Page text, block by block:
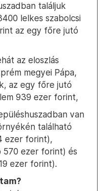
találjuk
lelkes szabolcsi
az egy főre jutó
az eloszlás
megyei Pápa,
az egy főre jutó
939 ezer forint,
van
található
ezer forint),
570 ezer forint) és
ezer forint).